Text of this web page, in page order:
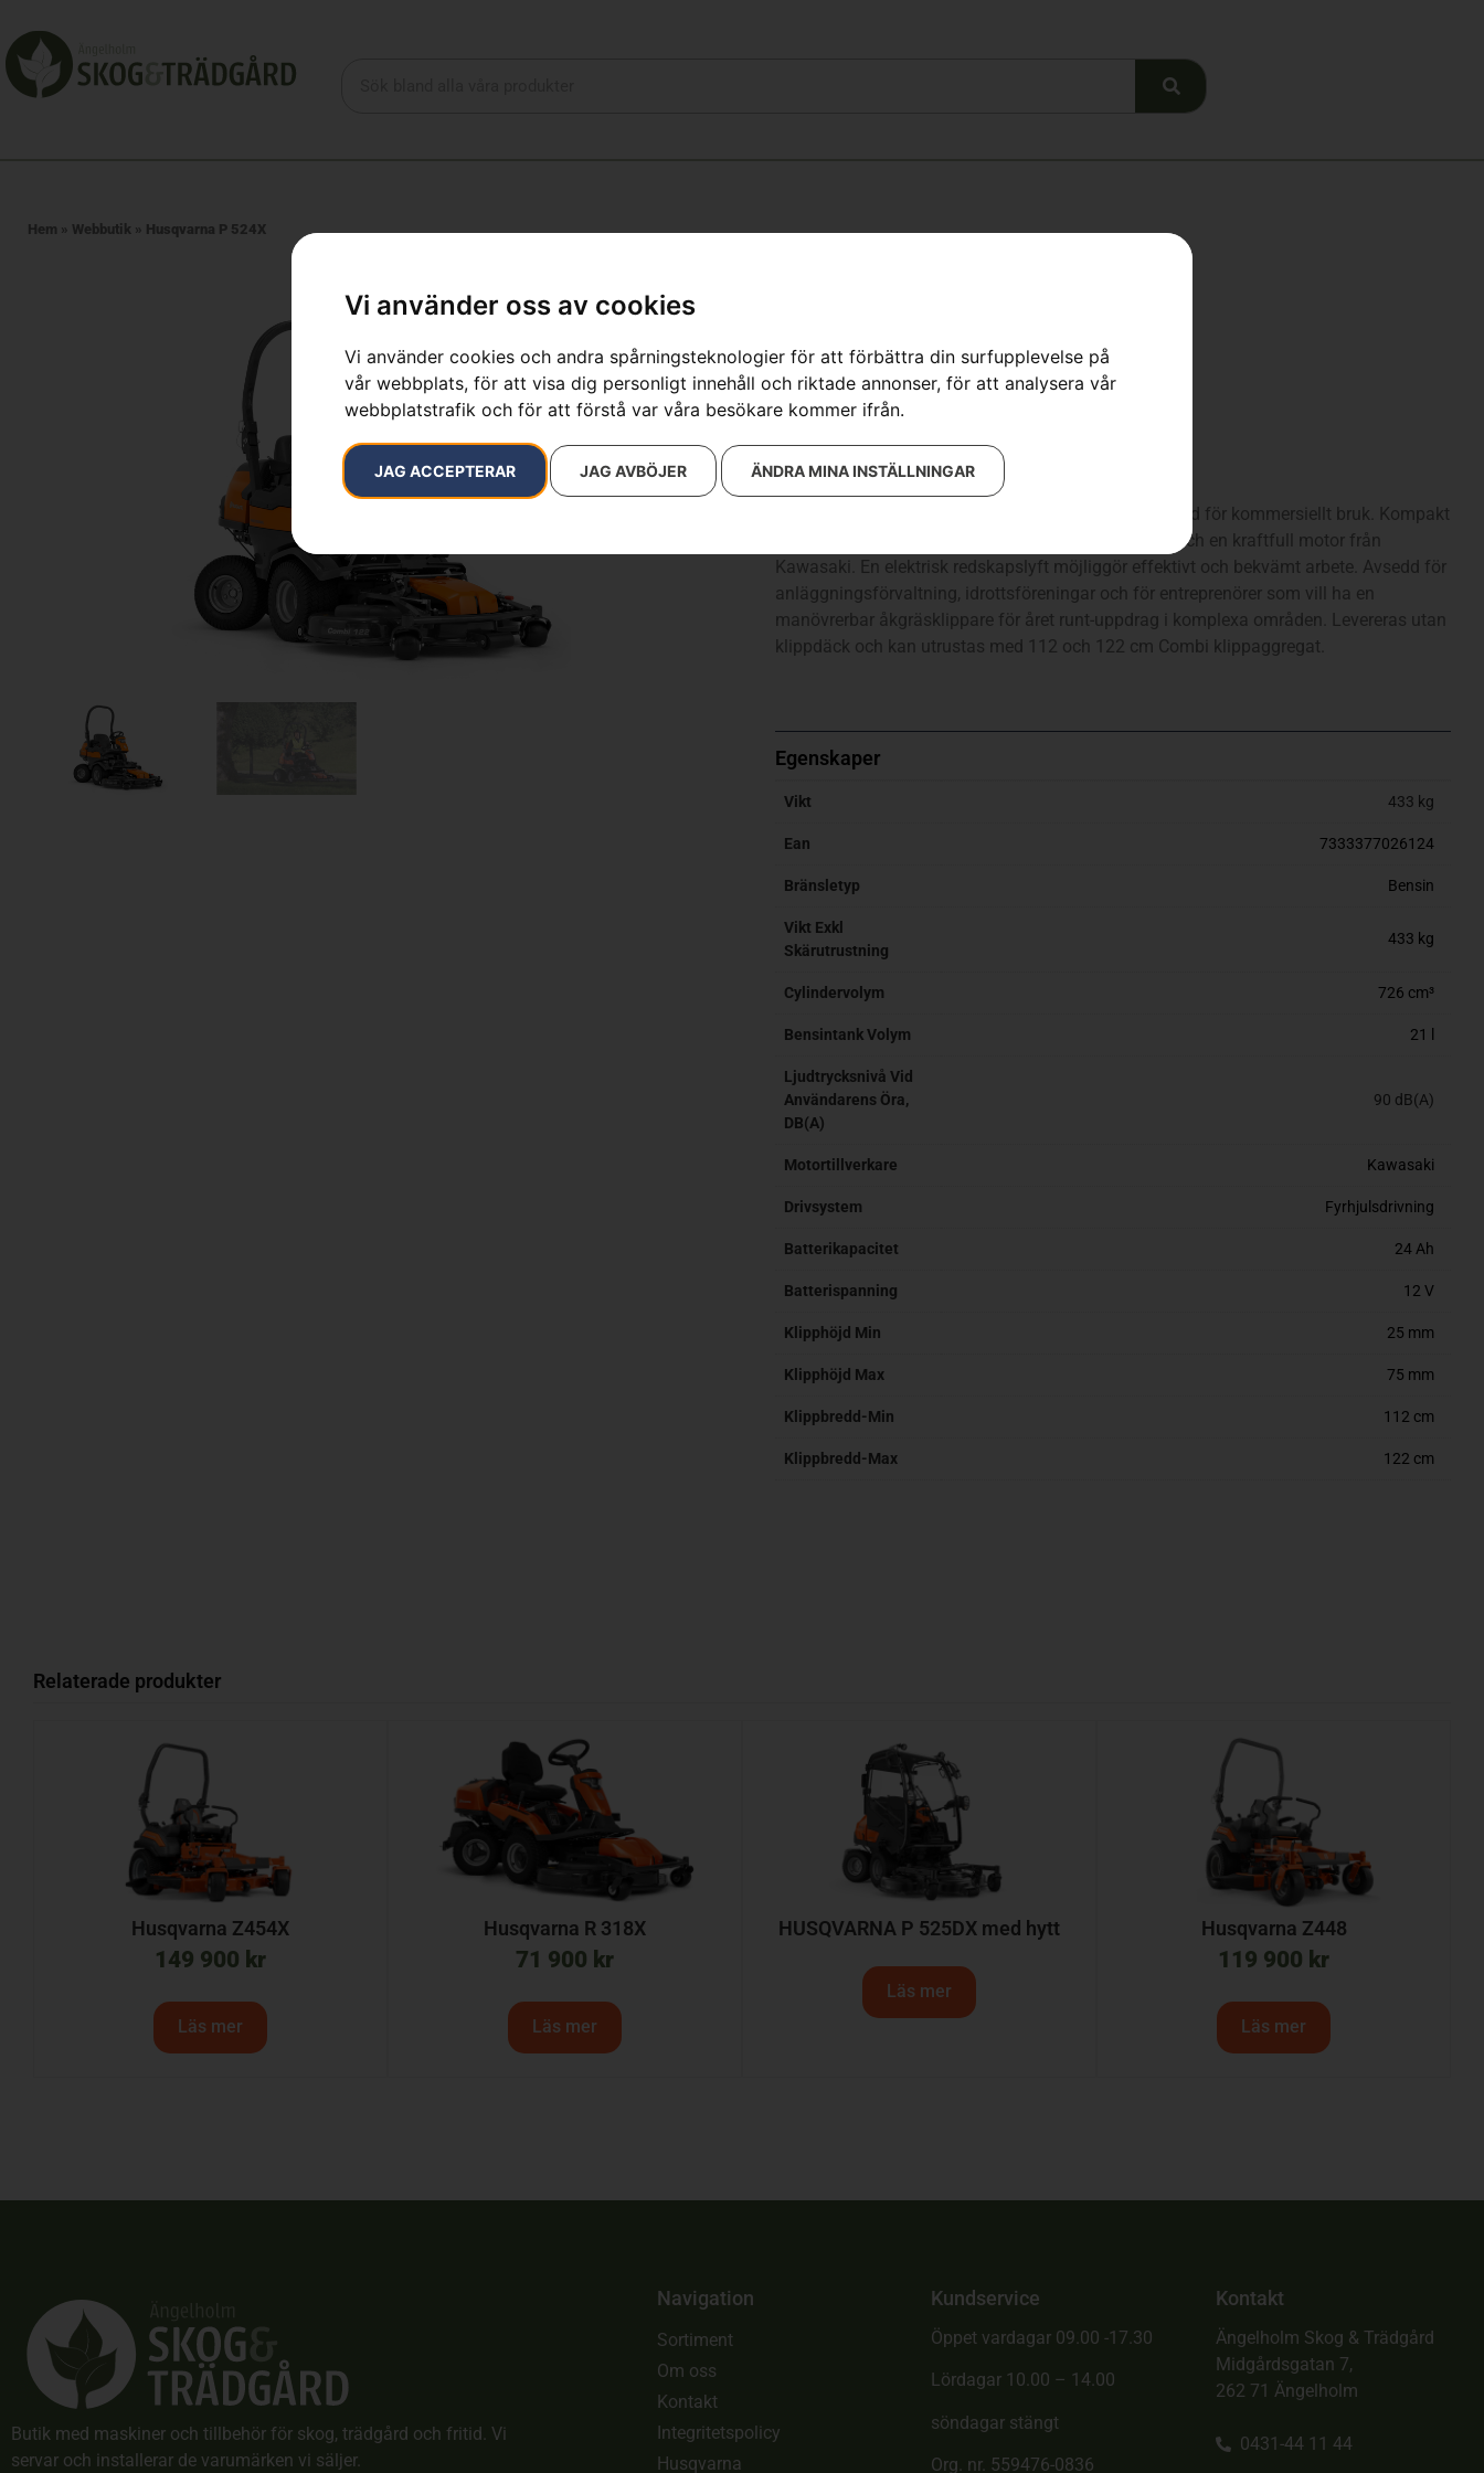
Vi använder oss av cookies
Vi använder cookies och andra spårningsteknologier för att förbättra din surfupplevelse på
vår webbplats, för att visa dig personligt innehåll och riktade annonser, för att analysera vår
webbplatstrafik och för att förstå var våra besökare kommer ifrån.
JAG ACCEPTERAR JAG AVBÖJER ÄNDRA MINA INSTÄLLNINGAR
Hem » Webbutik » Husqvarna P 524X
Artikelnummer:
970601501
Kategorier:
Åkgräsklippare ,Åkgräsklippare
Varumärken :Husqvarna
P524X – exkl. klippaggregat
Husqvarna P 524X är en bensin- åkgräsklippare, byggd för kommersiellt bruk. Kompakt
och mångsidig med bakvagnsstyrning, fyrhjulsdrift och en kraftfull motor från
Kawasaki. En elektrisk redskapslyft möjliggör effektivt och bekvämt arbete. Avsedd för
anläggningsförvaltning, idrottsföreningar och för entreprenörer som vill ha en
manövrerbar åkgräsklippare för året runt-uppdrag i komplexa områden. Levereras utan
klippdäck och kan utrustas med 112 och 122 cm Combi klippaggregat.
Egenskaper
Vikt 433 kg
Ean 7333377026124
Bränsletyp Bensin
Vikt Exkl
Skärutrustning
433 kg
Cylindervolym 726 cm³
Bensintank Volym 21 l
Ljudtrycksnivå Vid
Användarens Öra,
DB(A)
90 dB(A)
Motortillverkare Kawasaki
Drivsystem Fyrhjulsdrivning
Batterikapacitet 24 Ah
Batterispanning 12 V
Klipphöjd Min 25 mm
Klipphöjd Max 75 mm
Klippbredd-Min 112 cm
Klippbredd-Max 122 cm
Relaterade produkter
Husqvarna Z454X
149 900 kr
Läs mer
Husqvarna R 318X
71 900 kr
Läs mer
HUSQVARNA P 525DX med hytt
Läs mer
Husqvarna Z448
119 900 kr
Läs mer
Butik med maskiner och tillbehör för skog, trädgård och fritid. Vi
servar och installerar de varumärken vi säljer.
Navigation
Sortiment
Om oss
Kontakt
Integritetspolicy
Husqvarna
Kundservice
Öppet vardagar 09.00 -17.30
Lördagar 10.00 – 14.00
söndagar stängt
Org. nr. 559476-0836
Kontakt
Ängelholm Skog & Trädgård
Midgårdsgatan 7,
262 71 Ängelholm
0431-44 11 44